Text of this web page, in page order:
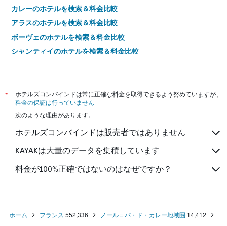
カレーのホテルを検索＆料金比較
アラスのホテルを検索＆料金比較
ボーヴェのホテルを検索＆料金比較
シャンティイのホテルを検索＆料金比較
ヴィルヌーヴ・ダスクのホテルを検索＆料金比較
ロムのホテルを検索＆料金比較
ルーベのホテルを検索＆料金比較
コンピエーニュのホテルを検索＆料金比較
Loon Plageのホテルを検索＆料金比較
トゥールコワンのホテルを検索＆料金比較
サンリスのホテルを検索＆料金比較
*
ホテルズコンバインドは常に正確な料金を取得できるよう努めていますが、
料金の保証は行っていません
次のような理由があります。
ホテルズコンバインドは販売者ではありません
KAYAKは大量のデータを集積しています
料金が100%正確ではないのはなぜですか？
ホーム フランス 552,336 ノール＝パ・ド・カレー地域圏 14,412